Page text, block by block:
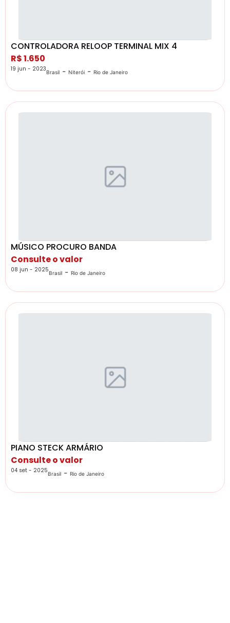
CONTROLADORA RELOOP TERMINAL MIX 4
R$ 1.650
19 jun - 2023Brasil - Niterói - Rio de Janeiro
MÚSICO PROCURO BANDA
Consulte o valor
08 jun - 2025Brasil - Rio de Janeiro
PIANO STECK ARMÁRIO
Consulte o valor
04 set - 2025Brasil - Rio de Janeiro